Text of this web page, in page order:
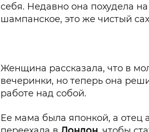
себя. Недавно она похудела
шампанское, это же чистый
Женщина рассказала, что в
вечеринки, но теперь она
работе над собой.
Ее мама была японкой, а отец